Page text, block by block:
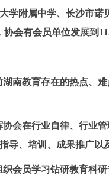
学附属中学、长沙市
协会有会员单位发展到
湖南教育存在的热点、
协会在行业自律、行业
导、培训、成果推广以
织会员学习钻研教育科